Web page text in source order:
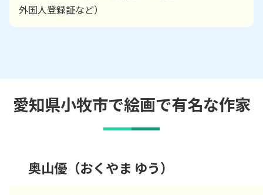
外国人登録証など）
愛知県小牧市で絵画で有名な作家
奥山優（おくやま ゆう）